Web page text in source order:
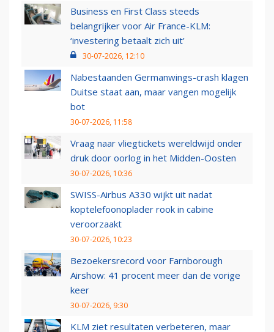
Business en First Class steeds
belangrijker voor Air France-KLM:
‘investering betaalt zich uit’
30-07-2026, 12:10
Nabestaanden Germanwings-crash klagen
Duitse staat aan, maar vangen mogelijk
bot
30-07-2026, 11:58
Vraag naar vliegtickets wereldwijd onder
druk door oorlog in het Midden-Oosten
30-07-2026, 10:36
SWISS-Airbus A330 wijkt uit nadat
koptelefoonoplader rook in cabine
veroorzaakt
30-07-2026, 10:23
Bezoekersrecord voor Farnborough
Airshow: 41 procent meer dan de vorige
keer
30-07-2026, 9:30
KLM ziet resultaten verbeteren, maar